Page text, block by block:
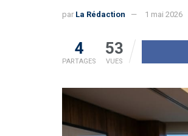
par La Rédaction 1 mai 2026
4
PARTAGES
53
VUES